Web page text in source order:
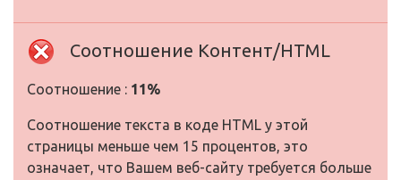
Соотношение Контент/HTML
Соотношение : 11%
Соотношение текста в коде HTML у этой
страницы меньше чем 15 процентов, это
означает, что Вашем веб-сайту требуется больше